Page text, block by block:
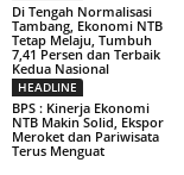
Di Tengah Normalisasi
Tambang, Ekonomi NTB
Tetap Melaju, Tumbuh
7,41 Persen dan Terbaik
Kedua Nasional
HEADLINE
BPS : Kinerja Ekonomi
NTB Makin Solid, Ekspor
Meroket dan Pariwisata
Terus Menguat